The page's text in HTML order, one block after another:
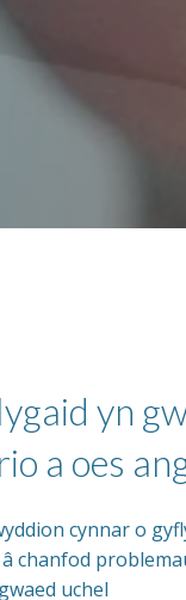
yn
a oes
cynnar o
chanfod
uchel